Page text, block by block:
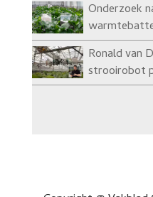
Onderzoek
Ronald van
strooirobot